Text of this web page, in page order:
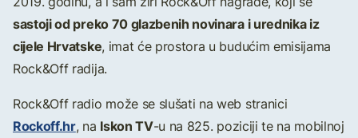
sastoji od preko 70 glazbenih novinara i urednika iz
cijele Hrvatske, imat će prostora u budućim emisijama
Rock&Off radija.
Rock&Off radio može se slušati na web stranici
Rockoff.hr, na Iskon TV-u na 825. poziciji te na mobilnoj